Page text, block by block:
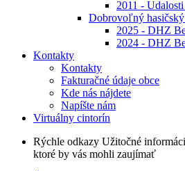
2011 -
Dobrovoľný
2025 - DHZ
2024 - DHZ
Kontakty
Kontakty
Fakturačné údaje obce
Kde nás nájdete
Napíšte nám
Virtuálny cintorín
Rýchle odkazy Užitočné
ktoré by vás mohli zaujímať